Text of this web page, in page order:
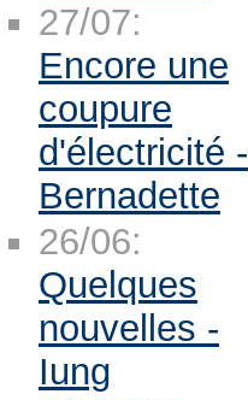
27/07:
Encore une
coupure
d'électricité -
Bernadette
26/06:
Quelques
nouvelles -
Iung